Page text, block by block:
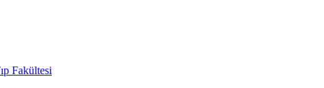
Fakültesi